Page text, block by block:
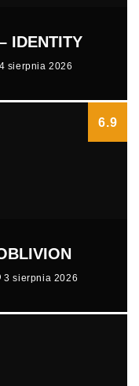
IDENTITY
4 sierpnia 2026
6.9
3 sierpnia 2026